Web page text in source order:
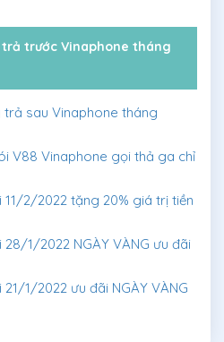
trước Vinaphone tháng
sau Vinaphone tháng
V88 Vinaphone gọi thả ga chỉ
11/2/2022 tặng 20% giá trị tiền
1/2022 NGÀY VÀNG ưu đãi
1/2022 ưu đãi NGÀY VÀNG